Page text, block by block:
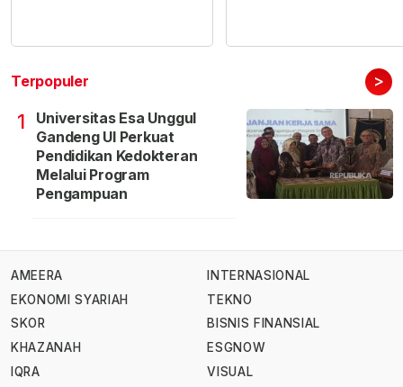
Terpopuler >
1
Universitas Esa Unggul
Gandeng UI Perkuat
Pendidikan Kedokteran
Melalui Program
Pengampuan
AMEERA
EKONOMI SYARIAH
SKOR
KHAZANAH
IQRA
INTERNASIONAL
TEKNO
BISNIS FINANSIAL
ESGNOW
VISUAL